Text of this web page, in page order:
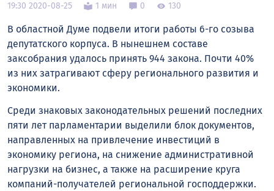
19:30 2020-08-25 1 мин 0 130
В областной Думе подвели итоги работы 6-го созыва
депутатского корпуса. В нынешнем составе
заксобрания удалось принять 944 закона. Почти 40%
из них затрагивают сферу регионального развития и
экономики.
Среди знаковых законодательных решений последних
пяти лет парламентарии выделили блок документов,
направленных на привлечение инвестиций в
экономику региона, на снижение административной
нагрузки на бизнес, а также на расширение круга
компаний-получателей региональной господдержки.